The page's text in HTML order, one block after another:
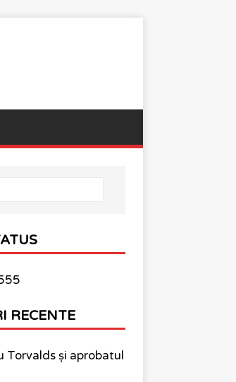
RECENTE
Torvalds și aprobatul